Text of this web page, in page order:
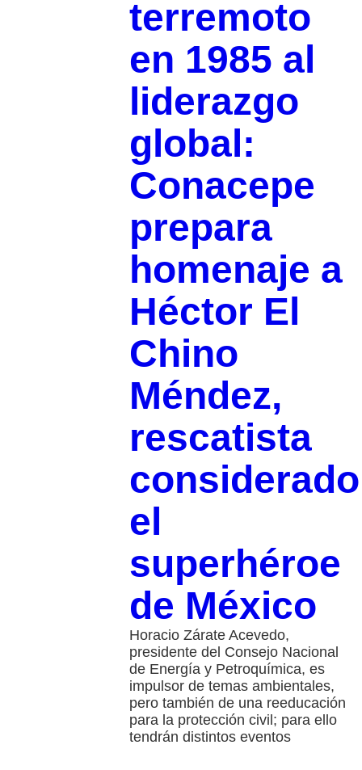
terremoto
en 1985 al
liderazgo
global:
Conacepe
prepara
homenaje a
Héctor El
Chino
Méndez,
rescatista
considerado
el
superhéroe
de México
Horacio Zárate Acevedo,
presidente del Consejo Nacional
de Energía y Petroquímica, es
impulsor de temas ambientales,
pero también de una reeducación
para la protección civil; para ello
tendrán distintos eventos